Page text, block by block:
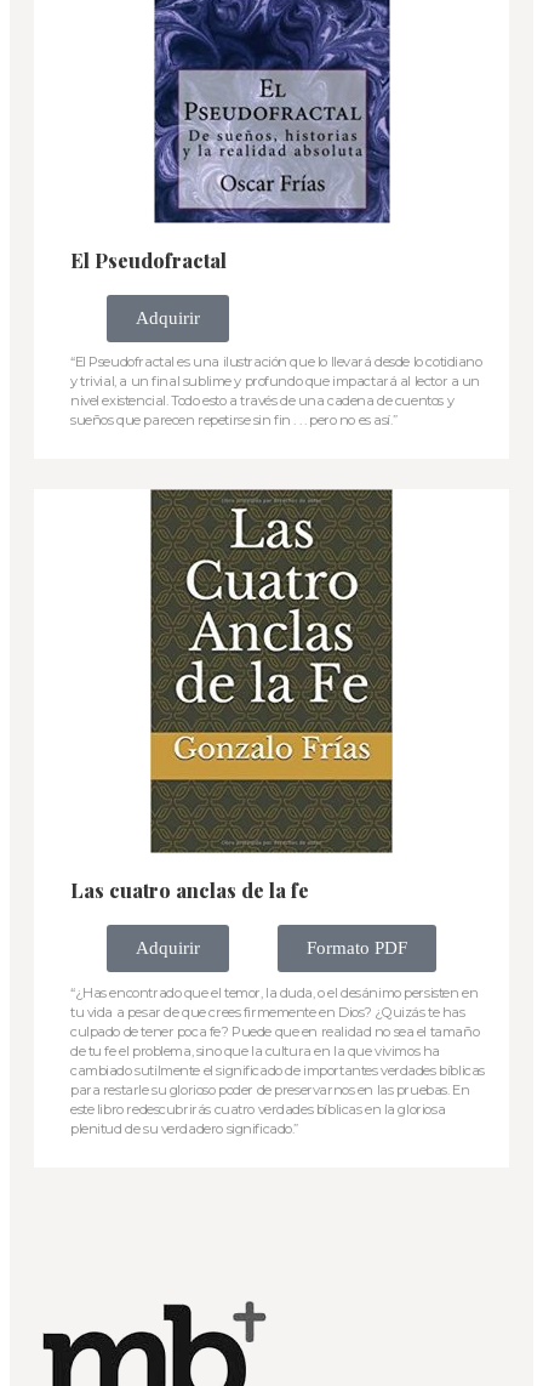
El Pseudofractal
Adquirir
“El Pseudofractal es una ilustración que lo llevará desde lo cotidiano
y trivial, a un final sublime y profundo que impactará al lector a un
nivel existencial. Todo esto a través de una cadena de cuentos y
sueños que parecen repetirse sin fin . . . pero no es así.”
Las cuatro anclas de la fe
Adquirir Formato PDF
“¿Has encontrado que el temor, la duda, o el desánimo persisten en
tu vida a pesar de que crees firmemente en Dios? ¿Quizás te has
culpado de tener poca fe? Puede que en realidad no sea el tamaño
de tu fe el problema, sino que la cultura en la que vivimos ha
cambiado sutilmente el significado de importantes verdades bíblicas
para restarle su glorioso poder de preservarnos en las pruebas. En
este libro redescubrirás cuatro verdades bíblicas en la gloriosa
plenitud de su verdadero significado.”